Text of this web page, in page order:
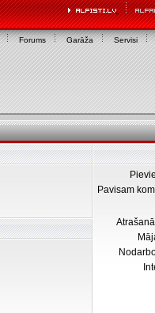
Forums Garāža Servisi
Pavisam